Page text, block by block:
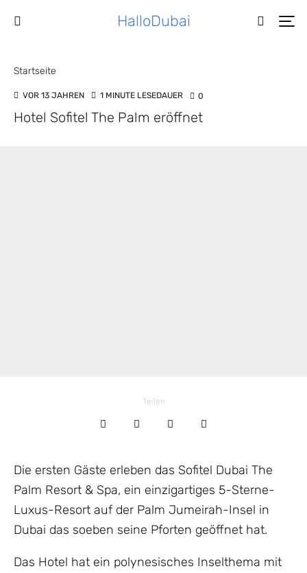
HalloDubai
Startseite
VOR 13 JAHREN 1 MINUTE LESEDAUER 0
Hotel Sofitel The Palm eröffnet
Teilen
Die ersten Gäste erleben das Sofitel Dubai The
Palm Resort & Spa, ein einzigartiges 5-Sterne-
Luxus-Resort auf der Palm Jumeirah-Insel in
Dubai das soeben seine Pforten geöffnet hat.
Das Hotel hat ein polynesisches Inselthema mit